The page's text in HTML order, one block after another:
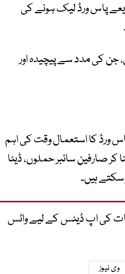
پاس ورڈ لیک ہونے کی
جن کی مدد سے پیچیدہ اور
ورڈ کا استعمال وقت کی اہم
کر صارفین سائبر حملوں، ڈیٹا
ہیں۔
کی اپ ڈیٹس کے لیے واٹس
وی نیوز